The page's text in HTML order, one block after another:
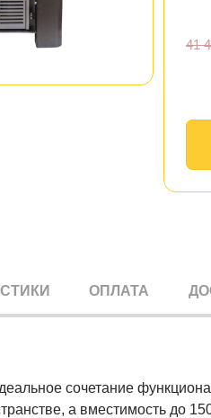
41
ОПЛАТА
сочетание
а вместимость до